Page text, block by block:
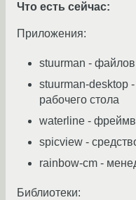
Что есть сейчас:
Приложения:
stuurman -
stuurman-desktop
рабочего стола
waterline -
spicview -
rainbow-cm -
Библиотеки: